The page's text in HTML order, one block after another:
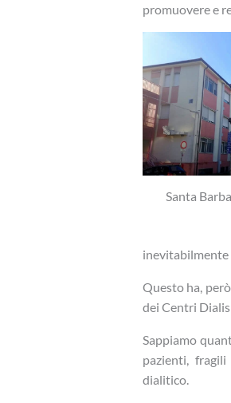
promuovere e
Santa
inevitabilmente
Questo ha,
dei Centri
Sappiamo
pazienti,
dialitico.